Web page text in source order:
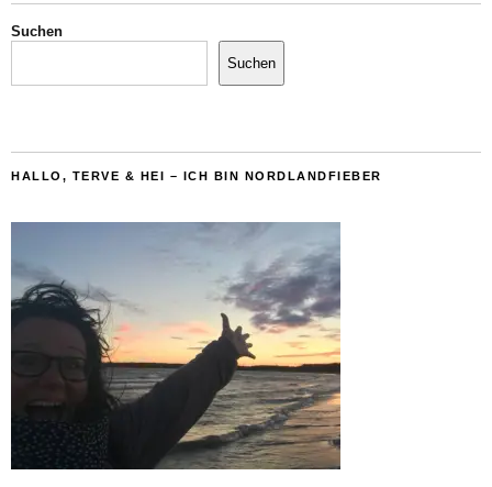
Suchen
Suchen
HALLO, TERVE & HEI – ICH BIN NORDLANDFIEBER